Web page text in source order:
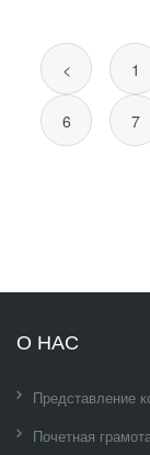
< 1
6 7
О НАС
Представление
Почетная